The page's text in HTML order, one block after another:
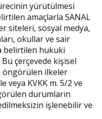
yürütülmesi
amaçlarla SANAL
siteleri, sosyal medya,
okullar ve sair
belirtilen hukuki
çerçevede kişisel
öngörülen ilkeler
veya KVKK m. 5/2 ve
durumların
işlenebilir ve